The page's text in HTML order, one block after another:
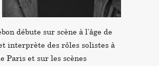
débute sur scène à l’âge de
interprète des rôles solistes à
Paris et sur les scènes